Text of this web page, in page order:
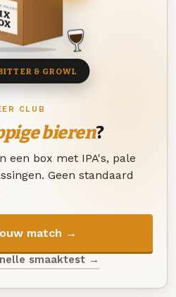
CLUB
bieren?
een box met IPA's, pale
Geen standaard
match →
smaaktest →
MAAND
& GROWL